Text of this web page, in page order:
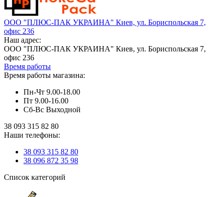
ООО "ПЛЮС-ПАК УКРАИНА" Киев, ул. Бориспольская 7,
офис 236
Наш адрес:
ООО "ПЛЮС-ПАК УКРАИНА" Киев, ул. Бориспольская 7,
офис 236
Время работы
Время работы магазина:
Пн-Чт 9.00-18.00
Пт 9.00-16.00
Сб-Вс Выходной
38 093 315 82 80
Наши телефоны:
38 093 315 82 80
38 096 872 35 98
Список категорий